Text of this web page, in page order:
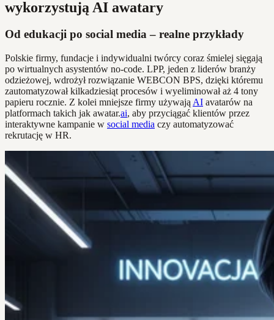
wykorzystują AI awatary
Od edukacji po social media – realne przykłady
Polskie firmy, fundacje i indywidualni twórcy coraz śmielej sięgają
po wirtualnych asystentów no-code. LPP, jeden z liderów branży
odzieżowej, wdrożył rozwiązanie WEBCON BPS, dzięki któremu
zautomatyzował kilkadziesiąt procesów i wyeliminował aż 4 tony
papieru rocznie. Z kolei mniejsze firmy używają AI avatarów na
platformach takich jak awatar.ai, aby przyciągać klientów przez
interaktywne kampanie w social media czy automatyzować
rekrutację w HR.